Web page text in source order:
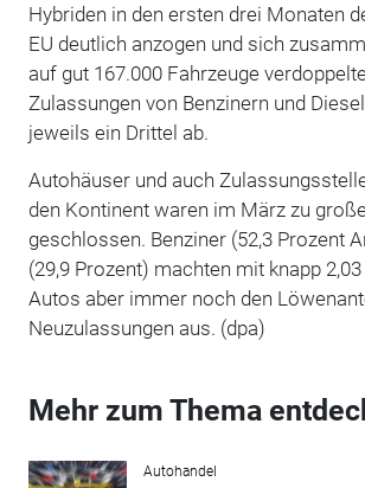
Hybriden in den ersten drei Monaten
EU deutlich anzogen und sich
auf gut 167.000 Fahrzeuge
Zulassungen von Benzinern und
jeweils ein Drittel ab.
Autohäuser und auch
den Kontinent waren im März zu
geschlossen. Benziner (52,3 Prozent
(29,9 Prozent) machten mit knapp
Autos aber immer noch den
Neuzulassungen aus. (dpa)
Mehr zum Thema
Autohandel